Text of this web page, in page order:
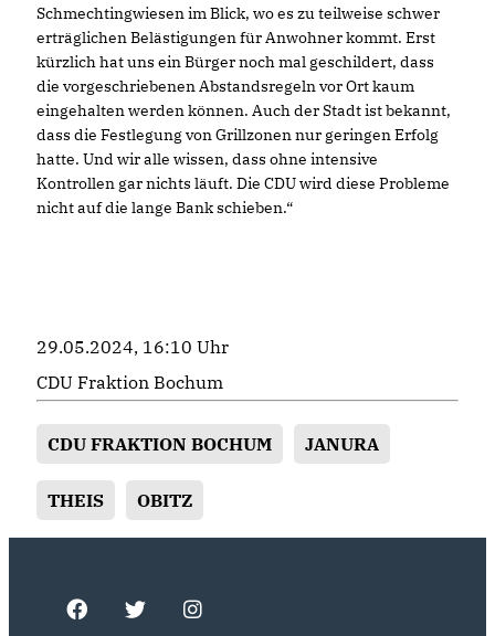
Schmechtingwiesen im Blick, wo es zu teilweise schwer
erträglichen Belästigungen für Anwohner kommt. Erst
kürzlich hat uns ein Bürger noch mal geschildert, dass
die vorgeschriebenen Abstandsregeln vor Ort kaum
eingehalten werden können. Auch der Stadt ist bekannt,
dass die Festlegung von Grillzonen nur geringen Erfolg
hatte. Und wir alle wissen, dass ohne intensive
Kontrollen gar nichts läuft. Die CDU wird diese Probleme
nicht auf die lange Bank schieben.“
29.05.2024, 16:10 Uhr
CDU Fraktion Bochum
CDU FRAKTION BOCHUM JANURA
THEIS OBITZ